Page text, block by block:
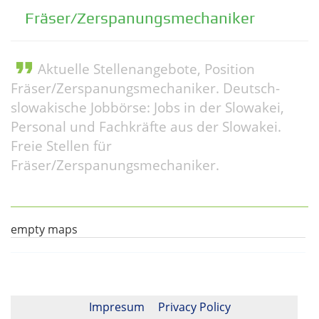
Fräser/Zerspanungsmechaniker
format_quote Aktuelle Stellenangebote, Position
Fräser/Zerspanungsmechaniker. Deutsch-
slowakische Jobbörse: Jobs in der Slowakei,
Personal und Fachkräfte aus der Slowakei.
Freie Stellen für
Fräser/Zerspanungsmechaniker.
empty maps
Impresum
Privacy Policy